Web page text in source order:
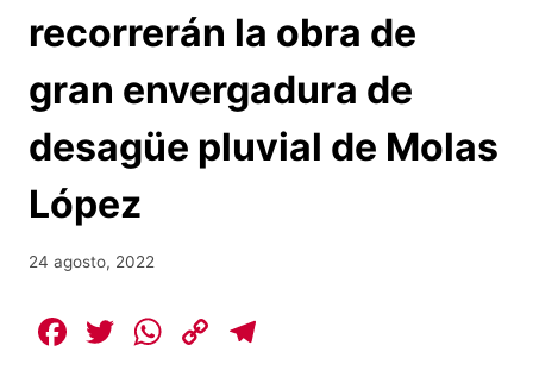
recorrerán la obra de
gran envergadura de
desagüe pluvial de Molas
López
24 agosto, 2022
F
T
W C